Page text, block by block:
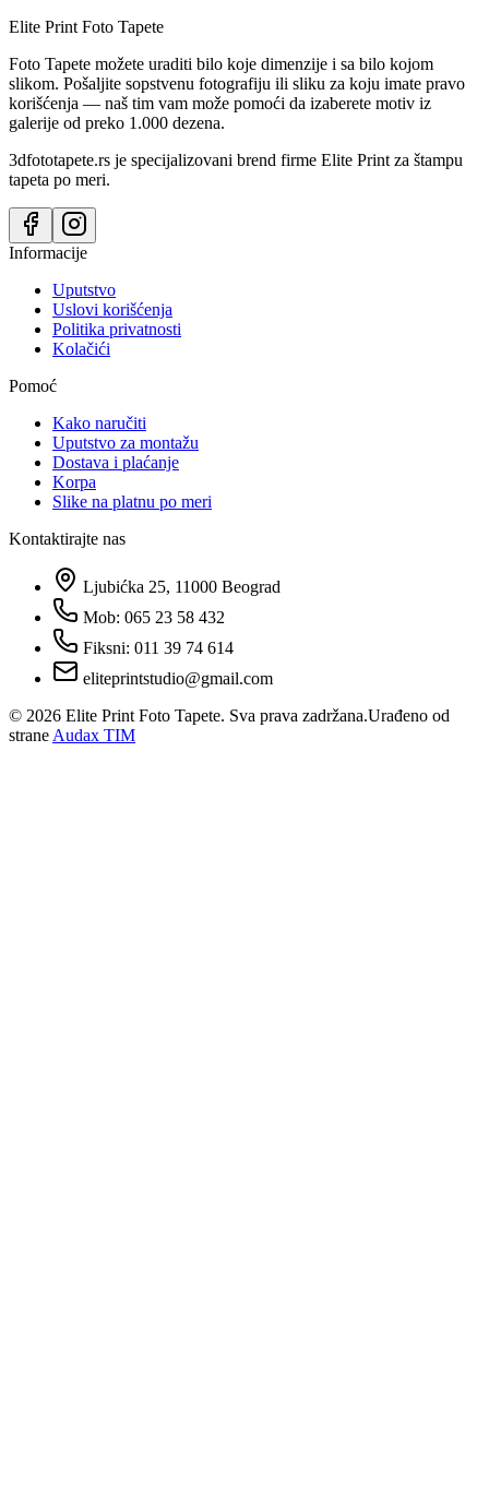
Elite Print Foto Tapete
Foto Tapete možete uraditi bilo koje dimenzije i sa bilo kojom
slikom. Pošaljite sopstvenu fotografiju ili sliku za koju imate pravo
korišćenja — naš tim vam može pomoći da izaberete motiv iz
galerije od preko 1.000 dezena.
3dfototapete.rs je specijalizovani brend firme Elite Print za štampu
tapeta po meri.
Informacije
Uputstvo
Uslovi korišćenja
Politika privatnosti
Kolačići
Pomoć
Kako naručiti
Uputstvo za montažu
Dostava i plaćanje
Korpa
Slike na platnu po meri
Kontaktirajte nas
Ljubićka 25, 11000 Beograd
Mob: 065 23 58 432
Fiksni: 011 39 74 614
eliteprintstudio@gmail.com
© 2026 Elite Print Foto Tapete. Sva prava zadržana.Urađeno od
strane Audax TIM